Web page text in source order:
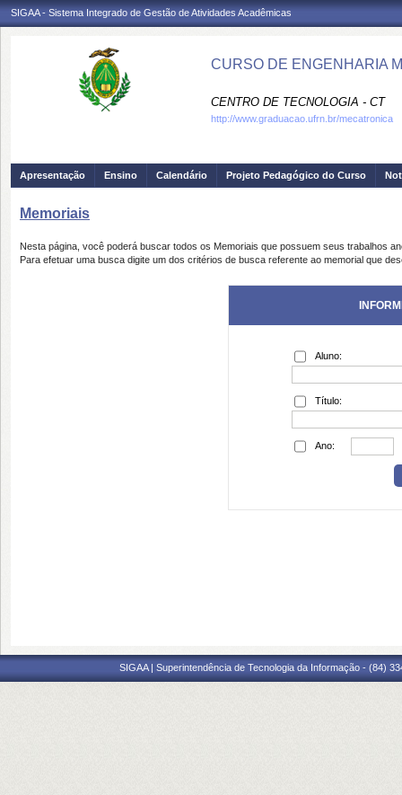
SIGAA - Sistema Integrado de Gestão de Atividades Acadêmicas
CURSO DE ENGENHARIA
CENTRO DE TECNOLOGIA - CT
http://www.graduacao.ufrn.br/mecatronica
Apresentação Ensino Calendário Projeto Pedagógico do Curso
Memoriais
Nesta página, você poderá buscar todos os Memoriais que possuem seus trabalhos
Para efetuar uma busca digite um dos critérios de busca referente ao memorial que
Aluno:
Título:
Ano:
SIGAA | Superintendência de Tecnologia da Informação - (84)